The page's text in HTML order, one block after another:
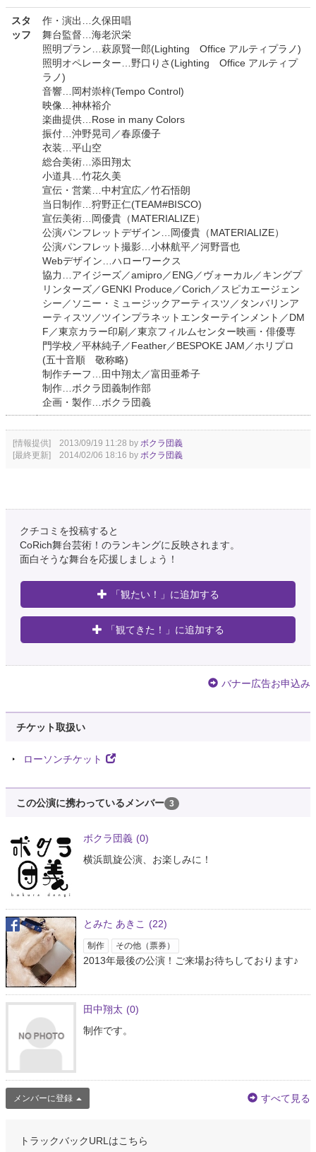
スタ
ッフ
作・演出…久保田唱
舞台監督…海老沢栄
照明プラン…萩原賢一郎(Lighting Office アルティプラノ)
照明オペレーター…野口りさ(Lighting Office アルティプ
ラノ)
音響…岡村崇梓(Tempo Control)
映像…神林裕介
楽曲提供…Rose in many Colors
振付…沖野晃司／春原優子
衣装…平山空
総合美術…添田翔太
小道具…竹花久美
宣伝・営業…中村宜広／竹石悟朗
当日制作…狩野正仁(TEAM#BISCO)
宣伝美術…岡優貴（MATERIALIZE）
公演パンフレットデザイン…岡優貴（MATERIALIZE）
公演パンフレット撮影…小林航平／河野晋也
Webデザイン…ハローワークス
協力…アイジーズ／amipro／ENG／ヴォーカル／キングプ
リンターズ／GENKI Produce／Corich／スピカエージェン
シー／ソニー・ミュージックアーティスツ／タンバリンア
ーティスツ／ツインプラネットエンターテインメント／DM
F／東京カラー印刷／東京フィルムセンター映画・俳優専
門学校／平林純子／Feather／BESPOKE JAM／ホリプロ
(五十音順 敬称略)
制作チーフ…田中翔太／富田亜希子
制作…ボクラ団義制作部
企画・製作…ボクラ団義
[情報提供] 2013/09/19 11:28 by ボクラ団義
[最終更新] 2014/02/06 18:16 by ボクラ団義
クチコミを投稿すると
CoRich舞台芸術！のランキングに反映されます。
面白そうな舞台を応援しましょう！
「観たい！」に追加する
「観てきた！」に追加する
バナー広告お申込み
チケット取扱い
ローソンチケット
この公演に携わっているメンバー 3
ボクラ団義 (0)
横浜凱旋公演、お楽しみに！
とみた あきこ (22)
制作 その他（票券）
2013年最後の公演！ご来場お待ちしております♪
田中翔太 (0)
制作です。
メンバーに登録 すべて見る
トラックバックURLはこちら